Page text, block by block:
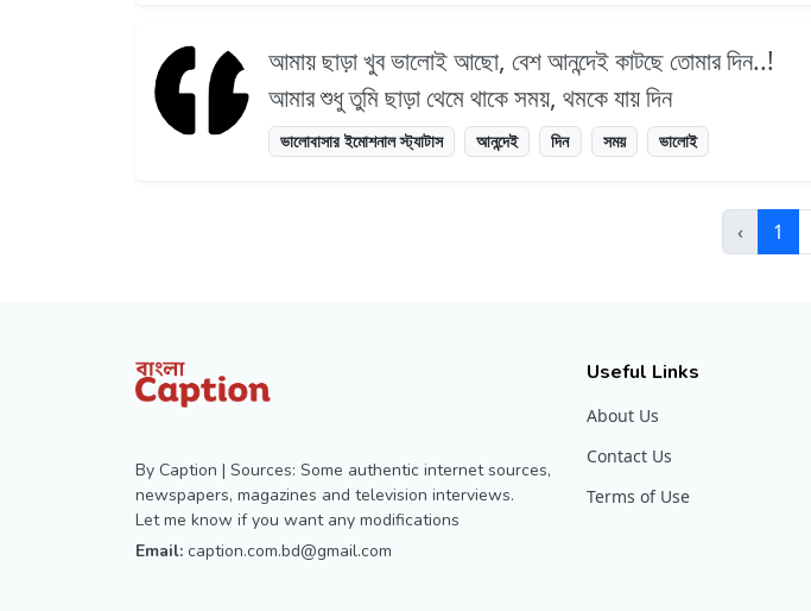
আমায় ছাড়া খুব ভালোই আছো, বেশ আনন্দেই কাটছে তোমার দিন..!
আমার শুধু তুমি ছাড়া থেমে থাকে সময়, থমকে যায় দিন
ভালোবাসার ইমোশনাল স্ট্যাটাস আনন্দেই দিন সময় ভালোই
‹ 1
By Caption | Sources: Some authentic internet sources,
newspapers, magazines and television interviews.
Let me know if you want any modifications
Email: caption.com.bd@gmail.com
Useful Links
About Us
Contact Us
Terms of Use